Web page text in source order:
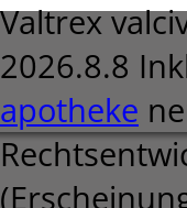
Valtrex
2026.8.8
apotheke